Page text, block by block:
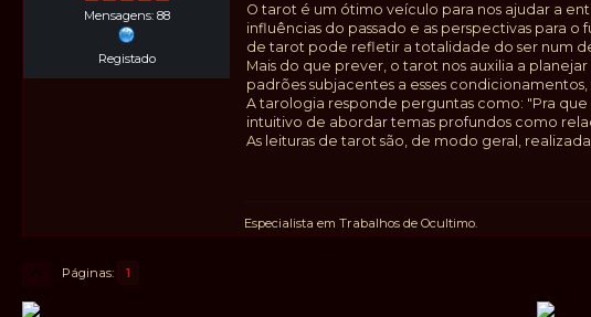
Mensagens: 88
Registado
O tarot é um ótimo veículo para nos ajudar a
influências do passado e as perspectivas para
de tarot pode refletir a totalidade do ser num
Mais do que prever, o tarot nos auxilia a
padrões subjacentes a esses
A tarologia responde perguntas como: "Pra
intuitivo de abordar temas profundos como
As leituras de tarot são, de modo geral,
Especialista em Trabalhos de Ocultimo.
Páginas 1